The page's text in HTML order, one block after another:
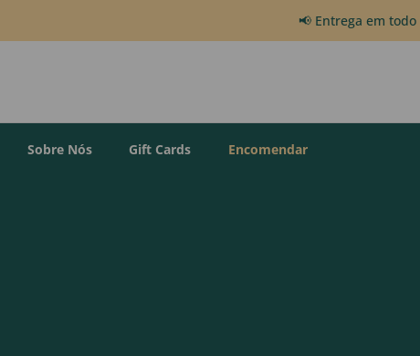
📢 Entrega em todo
Sobre Nós Gift Cards Encomendar